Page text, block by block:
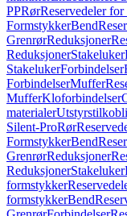
PPRørReservedeler
FormstykkerBend
GrenrørReduksjoner
ReduksjonerStakeluker
StakelukerForbindelser
ForbindelserMuffer
MufferKloforbindelser
materialer
Silent-ProRør
FormstykkerBend
GrenrørReduksjoner
ReduksjonerStakeluker
formstykker
formstykkerBend